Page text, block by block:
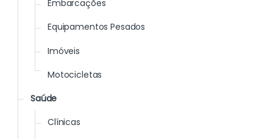
Embarcações
Equipamentos Pesados
Imóveis
Motocicletas
Saúde
Clínicas